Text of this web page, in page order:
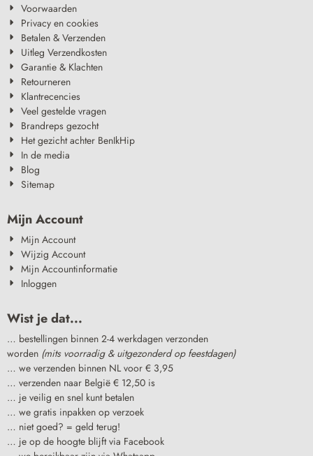
Voorwaarden
Privacy en cookies
Betalen & Verzenden
Uitleg Verzendkosten
Garantie & Klachten
Retourneren
Klantrecencies
Veel gestelde vragen
Brandreps gezocht
Het gezicht achter BenIkHip
In de media
Blog
Sitemap
Mijn Account
Mijn Account
Wijzig Account
Mijn Accountinformatie
Inloggen
Wist je dat...
… bestellingen binnen 2-4 werkdagen verzonden
worden (mits voorradig & uitgezonderd op feestdagen)
… we verzenden binnen NL voor € 3,95
… verzenden naar België € 12,50 is
… je veilig en snel kunt betalen
… we gratis inpakken op verzoek
… niet goed? = geld terug!
… je op de hoogte blijft via Facebook